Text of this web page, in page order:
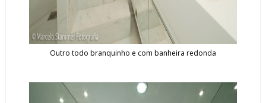
Outro todo branquinho e com banheira redonda